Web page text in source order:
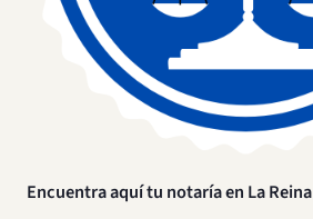
Encuentra aquí tu notaría en La Reina